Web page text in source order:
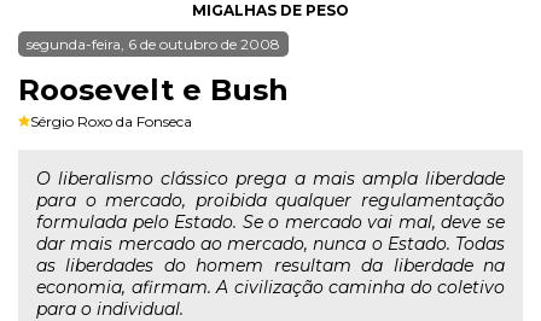
MIGALHAS DE PESO
segunda-feira, 6 de outubro de 2008
Roosevelt e Bush
Sérgio Roxo da Fonseca
O liberalismo clássico prega a mais ampla liberdade
para o mercado, proibida qualquer regulamentação
formulada pelo Estado. Se o mercado vai mal, deve se
dar mais mercado ao mercado, nunca o Estado. Todas
as liberdades do homem resultam da liberdade na
economia, afirmam. A civilização caminha do coletivo
para o individual.